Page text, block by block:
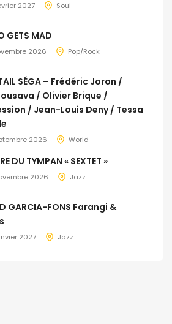
2027 Soul
GETS MAD
2026 Pop/Rock
SÉGA – Frédéric Joron /
/ Olivier Brique /
/ Jean-Louis Deny / Tessa
2026 World
DU TYMPAN « SEXTET »
2026 Jazz
GARCIA-FONS Farangi &
2027 Jazz